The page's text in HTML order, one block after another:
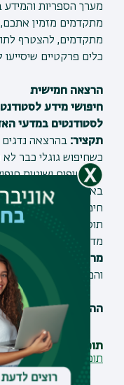
מערך הספריות והמידע
מתקדמים מזמין אתכם,
מתקדמים, להצטרף
כלים פרקטיים
הרצאה חמישית
חיפושי מידע
לסטודנטים במדעי
תקציר: בהרצאה נדגים
כשחיפוש גוגלי כבר לא
נציג טיפים ושיטות
באמצעות רשימת
חיפוש כולל אפשרויות
תוסף
שעושה
מדעיים
מרצה
: לאה נמדר,
והמידע
ההשתתפות חינם אך
תוכנייה
תוכנייה